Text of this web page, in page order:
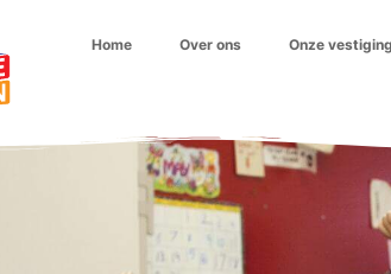
Home Over ons Onze